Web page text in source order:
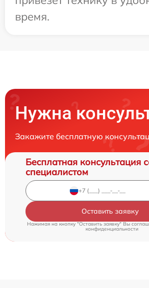
время.
Нужна
Закажите бесплатную
Бесплатная консультация
специалистом
Оставить заявку
Нажимая на кнопку "Оставить заявку" Вы
конфиденциальности